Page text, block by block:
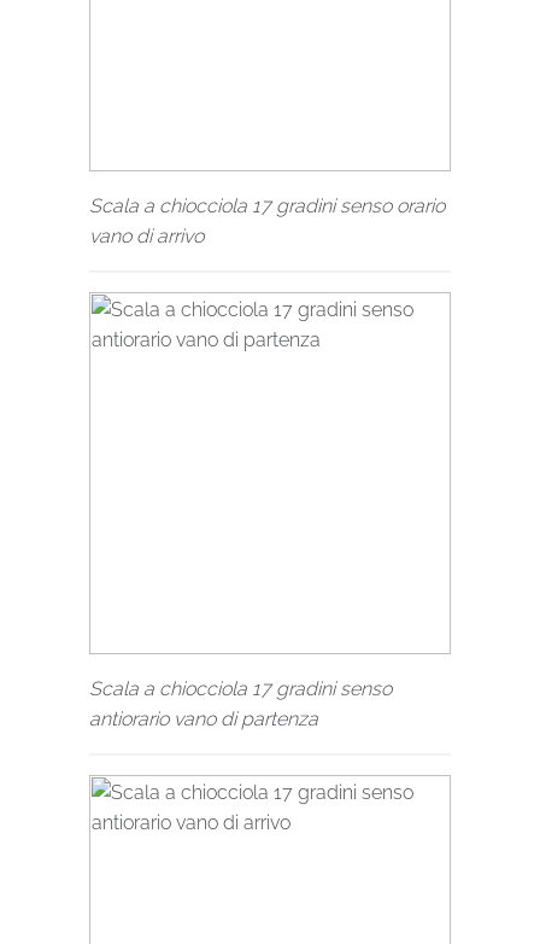
Scala a chiocciola 17 gradini senso orario
vano di arrivo
Scala a chiocciola 17 gradini senso
antiorario vano di partenza